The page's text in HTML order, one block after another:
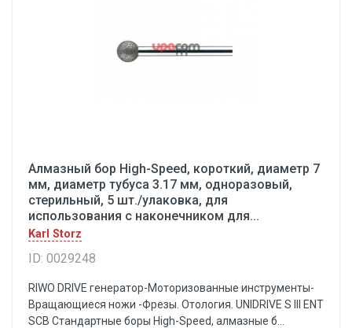
Алмазный бор High-Speed, короткий, диаметр 7
мм, диаметр тубуса 3.17 мм, одноразовый,
стерильный, 5 шт./улаковка, для
использования с наконечником для...
Karl Storz
ID: 0029248
RIWO DRIVE генератор-Моторизованные инструменты-
Вращающиеся ножи -Фрезы. Отология. UNIDRIVE S III ENT
SCB Стандартные боры High-Speed, алмазные б...